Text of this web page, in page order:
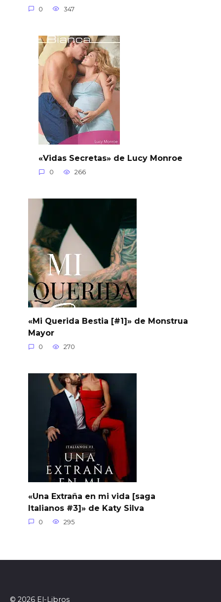
0 347
«Vidas Secretas» de Lucy Monroe
0 266
«Mi Querida Bestia [#1]» de Monstrua
Mayor
0 270
«Una Extraña en mi vida [saga
Italianos #3]» de Katy Silva
0 295
© 2026 El-Libros